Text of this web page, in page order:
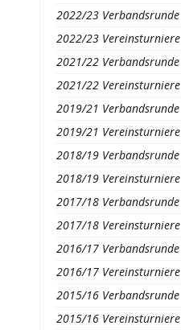
2022/23 Verbandsrunde
2022/23 Vereinsturniere
2021/22 Verbandsrunde
2021/22 Vereinsturniere
2019/21 Verbandsrunde
2019/21 Vereinsturniere
2018/19 Verbandsrunde
2018/19 Vereinsturniere
2017/18 Verbandsrunde
2017/18 Vereinsturniere
2016/17 Verbandsrunde
2016/17 Vereinsturniere
2015/16 Verbandsrunde
2015/16 Vereinsturniere